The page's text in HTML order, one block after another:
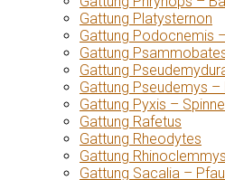
Gattung Platysternon
Gattung Podocnemis
Gattung
Gattung
Gattung Pseudemys
Gattung Pyxis –
Gattung Rafetus
Gattung Rheodytes
Gattung
Gattung Sacalia –